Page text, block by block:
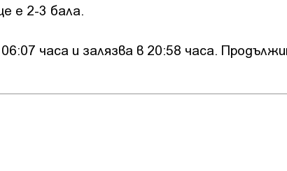
е 2-3 бала.
часа и залязва в 20:58 часа.